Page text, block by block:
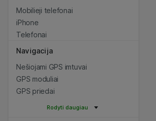
Mobilieji telefonai
iPhone
Telefonai
Navigacija
Nešiojami GPS imtuvai
GPS moduliai
GPS priedai
Rodyti daugiau